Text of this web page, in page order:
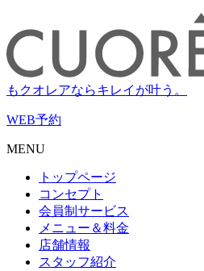
もクオレアならキレイが叶う。
WEB予約
MENU
トップページ
コンセプト
会員制サービス
メニュー＆料金
店舗情報
スタッフ紹介